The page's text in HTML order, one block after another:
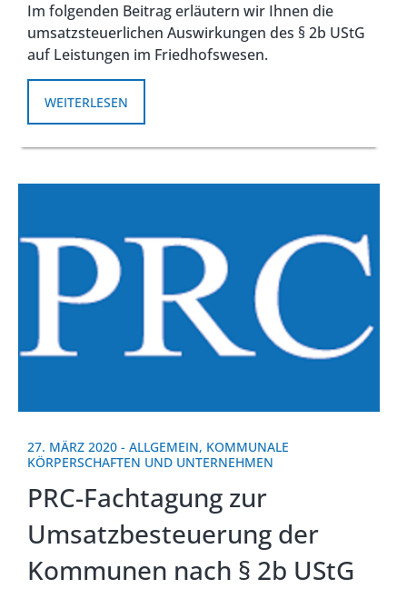
Im folgenden Beitrag erläutern wir Ihnen die
umsatzsteuerlichen Auswirkungen des § 2b UStG
auf Leistungen im Friedhofswesen.
WEITERLESEN
27. MÄRZ 2020 - ALLGEMEIN, KOMMUNALE
KÖRPERSCHAFTEN UND UNTERNEHMEN
PRC-Fachtagung zur
Umsatzbesteuerung der
Kommunen nach § 2b UStG